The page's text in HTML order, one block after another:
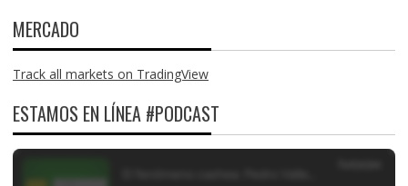
MERCADO
Track all markets on TradingView
ESTAMOS EN LÍNEA #PODCAST